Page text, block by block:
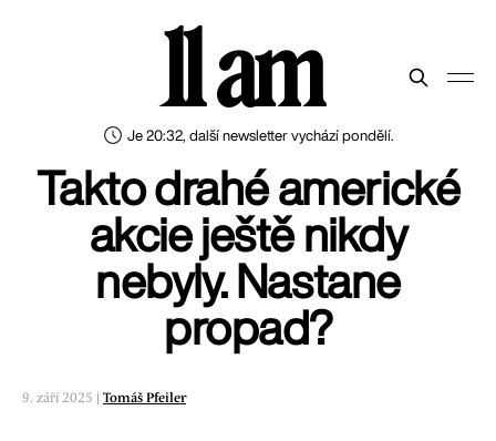
Je 20:32, další newsletter vychází pondělí.
11 am
Takto drahé americké
akcie ještě nikdy
nebyly. Nastane
propad?
9. září 2025 | Tomáš Pfeiler